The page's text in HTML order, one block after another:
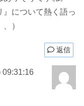
』について熱く語っ
）
返信
09:31:16